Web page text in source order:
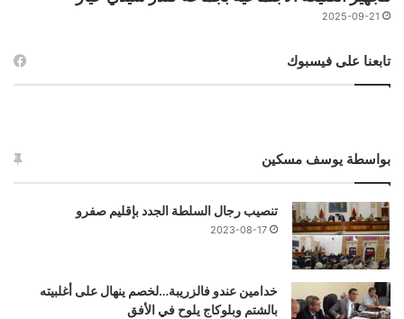
2025-09-21
تابعنا على فيسبوك
بواسطة يوسف مسكين
تنصيب رجال السلطة الجدد بإقليم صفرو
2023-08-17
خدامين عندو فالزريبة…لخصم ينهال على أغلبيته
بالشتم وبلوكاج يلوح في الأفق